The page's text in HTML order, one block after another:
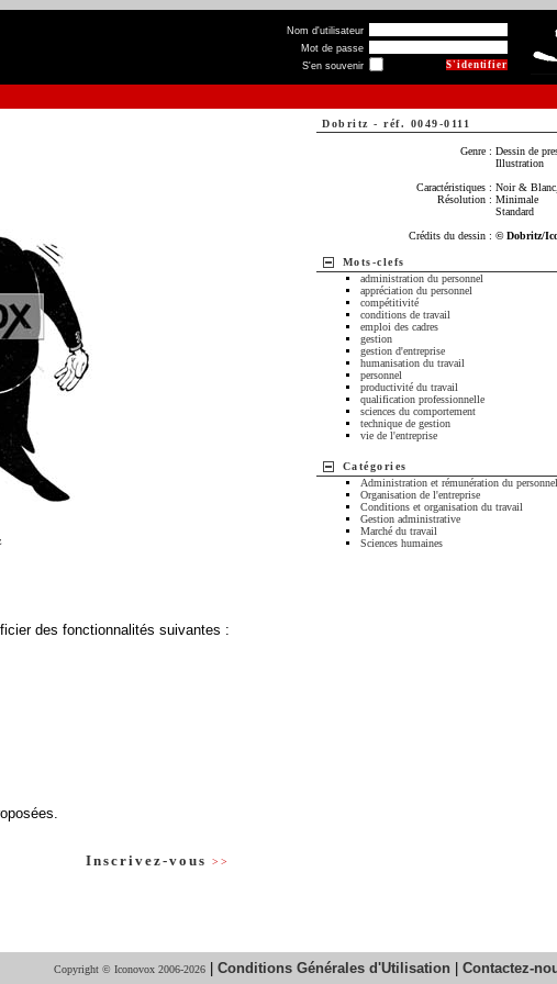
Nom d'utilisateur
Mot de passe
S'en souvenir
des fonctionnalités suivantes :
Inscrivez-vous >>
Dobritz - réf. 0049-0111
Genre : Dessin de
Illustration
Caractéristiques : Noir &
Résolution : Minimale
Standard
Crédits du dessin : © Dobritz/
Mots-clefs
administration du personnel
appréciation du personnel
compétitivité
conditions de travail
emploi des cadres
gestion
gestion d'entreprise
humanisation du travail
personnel
productivité du travail
qualification professionnelle
sciences du comportement
technique de gestion
vie de l'entreprise
Catégories
Administration et rémunération du personnel
Organisation de l'entreprise
Conditions et organisation du travail
Gestion administrative
Marché du travail
Sciences humaines
Copyright © Iconovox 2006-2026 | Conditions Générales d'Utilisation | Contactez-